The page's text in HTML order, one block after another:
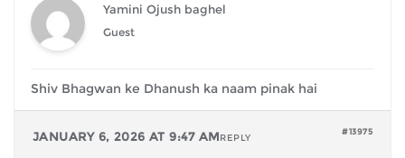
Yamini Ojush baghel
Guest
Shiv Bhagwan ke Dhanush ka naam pinak hai
JANUARY 6, 2026 AT 9:47 AM #13975
REPLY